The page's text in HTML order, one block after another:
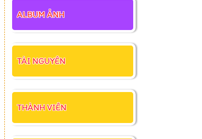
ALBUM ẢNH
TÀI NGUYÊN
THÀNH VIÊN